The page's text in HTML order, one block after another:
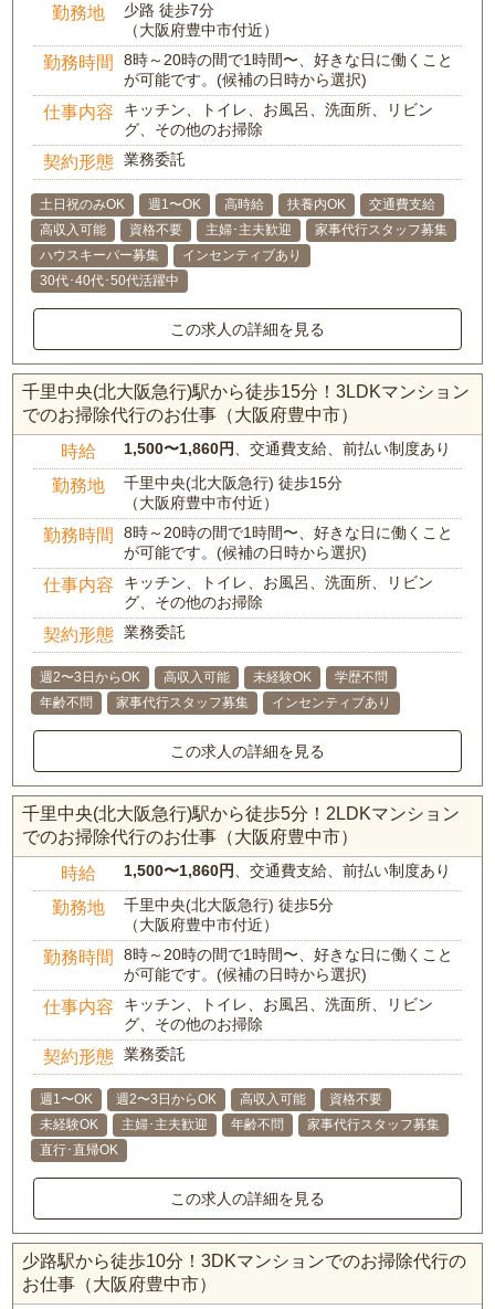
勤務地
少路 徒歩7分
（大阪府豊中市付近）
勤務時間
8時～20時の間で1時間〜、好きな日に働くこと
が可能です。(候補の日時から選択)
仕事内容
キッチン、トイレ、お風呂、洗面所、リビン
グ、その他のお掃除
契約形態 業務委託
土日祝のみOK 週1〜OK 高時給 扶養内OK
交通費支給
高収入可能
資格不要 主婦･主夫歓迎
家事代行スタッフ募集
ハウスキーパー募集
インセンティブあり
30代･40代･50代活躍中
この求人の詳細を見る
千里中央(北大阪急行)駅から徒歩15分！3LDKマンション
でのお掃除代行のお仕事（大阪府豊中市）
時給 1,500〜1,860円 、交通費支給、前払い制度あり
勤務地
千里中央(北大阪急行) 徒歩15分
（大阪府豊中市付近）
勤務時間
8時～20時の間で1時間〜、好きな日に働くこと
が可能です。(候補の日時から選択)
仕事内容
キッチン、トイレ、お風呂、洗面所、リビン
グ、その他のお掃除
契約形態 業務委託
週2〜3日からOK 高収入可能 未経験OK
学歴不問
年齢不問
家事代行スタッフ募集 インセンティブあり
この求人の詳細を見る
千里中央(北大阪急行)駅から徒歩5分！2LDKマンション
でのお掃除代行のお仕事（大阪府豊中市）
時給 1,500〜1,860円 、交通費支給、前払い制度あり
勤務地
千里中央(北大阪急行) 徒歩5分
（大阪府豊中市付近）
勤務時間
8時～20時の間で1時間〜、好きな日に働くこと
が可能です。(候補の日時から選択)
仕事内容
キッチン、トイレ、お風呂、洗面所、リビン
グ、その他のお掃除
契約形態 業務委託
週1〜OK 週2〜3日からOK 高収入可能
資格不要
未経験OK
主婦･主夫歓迎 年齢不問
家事代行スタッフ募集
直行･直帰OK
この求人の詳細を見る
少路駅から徒歩10分！3DKマンションでのお掃除代行の
お仕事（大阪府豊中市）